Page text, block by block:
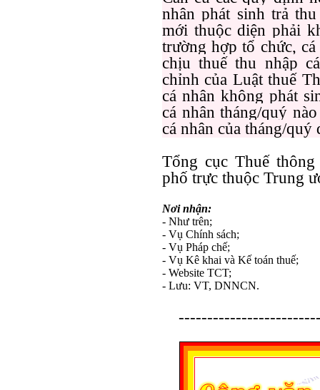
nhân phát sinh trả
mới thuộc diện phải
trường hợp tổ chức,
chịu thuế thu nhập
chỉnh của Luật thuế
cá nhân không phát
cá nhân tháng/quý
cá nhân của tháng/quý
Tổng cục Thuế
phố trực thuộc Trung
Nơi nhận:
- Như trên;
- Vụ Chính sách;
- Vụ Pháp chế;
- Vụ Kê khai và Kế toán thuế;
- Website TCT;
- Lưu: VT, DNNCN.